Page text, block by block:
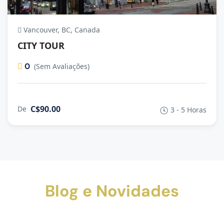
Vancouver, BC, Canada
CITY TOUR
0 (Sem Avaliações)
De C$90.00 3 - 5 Horas
Blog e Novidades